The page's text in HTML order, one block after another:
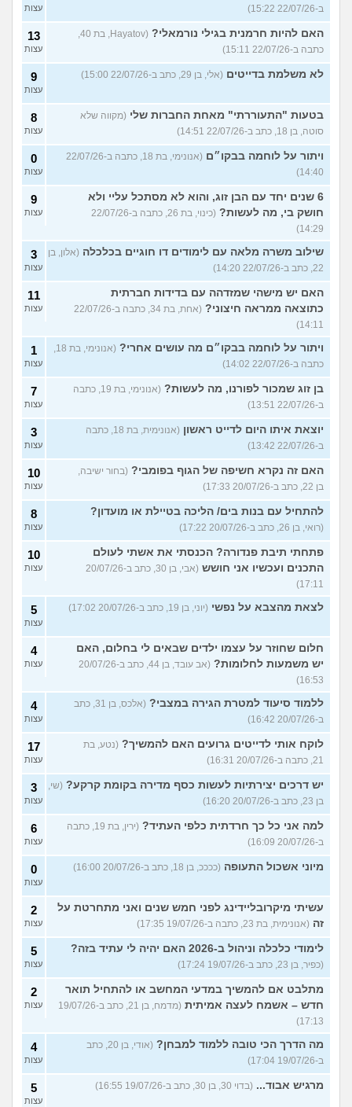
ב-22/07/26 15:22)
עצות
האם להיות חרמנית בגילי נורמאלי?
(Hayatov, בת 40,
כתבה ב-22/07/26 15:11)
13
עצות
לא משלמת בדייטים (אלי, בן 29, כתב ב-22/07/26 15:00) 9
עצות
בטעות "התעוררתי" מאחת החברות שלי (מקווה שלא
סוטה, בן 18, כתב ב-22/07/26 14:51)
8
עצות
ויתור על לוחמה בבקו״ם
(אנונימי, בת 18, כתבה ב-22/07/26
14:40)
0
עצות
6 שנים יחד עם הבן זוג, והוא לא מסתכל עליי ולא
חושק בי, מה לעשות?
(כינוי, בת 26, כתבה ב-22/07/26
14:29)
9
עצות
שילוב משרה מלאה עם לימודים דו חוגיים בכלכלה (אלון, בן
22, כתב ב-22/07/26 14:20)
3
עצות
האם יש מישהי שמזדהה עם בדידות חברתית
כתוצאה ממראה חיצוני?
(אחת, בת 34, כתבה ב-22/07/26
14:11)
11
עצות
ויתור על לוחמה בבקו״ם מה עושים אחרי?
(אנונימי, בת 18,
כתבה ב-22/07/26 14:02)
1
עצות
בן זוג שמכור לפורנו, מה לעשות?
(אנונימי, בת 19, כתבה
ב-22/07/26 13:51)
7
עצות
יוצאת איתו היום לדייט ראשון
(אנונימית, בת 18, כתבה
ב-22/07/26 13:42)
3
עצות
האם זה נקרא חשיפה של הגוף בפומבי? (בחור ישיבה,
בן 22, כתב ב-20/07/26 17:33)
10
עצות
להתחיל עם בנות בים/ הליכה בטיילת או מועדון?
(רואי, בן 26, כתב ב-20/07/26 17:22)
8
עצות
פתחתי תיבת פנדורה? הכנסתי את אשתי לעולם
התכנים ועכשיו אני חושש
(אבי, בן 30, כתב ב-20/07/26
17:11)
10
עצות
לצאת מהצבא על נפשי (יוני, בן 19, כתב ב-20/07/26 17:02) 5
עצות
חלום שחוזר על עצמו ילדים שבאים לי בחלום, האם
יש משמעות לחלומות?
(אב עובד, בן 44, כתב ב-20/07/26
16:53)
4
עצות
ללמוד סיעוד למטרת הגירה במצבי?
(אלכס, בן 31, כתב
ב-20/07/26 16:42)
4
עצות
לוקח אותי לדייטים גרועים האם להמשיך? (נטע, בת
21, כתבה ב-20/07/26 16:31)
17
עצות
יש דרכים יצירתיות לעשות כסף מדירה בקומת קרקע? (שי,
בן 23, כתב ב-20/07/26 16:20)
3
עצות
למה אני כל כך חרדתית כלפי העתיד?
(ירין, בת 19, כתבה
ב-20/07/26 16:09)
6
עצות
מיוני אשכול התעופה (ככככ, בן 18, כתב ב-20/07/26 16:00) 0
עצות
עשיתי מיקרובליידינג לפני חמש שנים ואני מתחרטת על
זה (אנונימית, בת 23, כתבה ב-19/07/26 17:35)
2
עצות
לימודי כלכלה וניהול ב-2026 האם יהיה לי עתיד בזה?
(כפיר, בן 23, כתב ב-19/07/26 17:24)
5
עצות
מתלבט אם להמשיך במדעי המחשב או להתחיל תואר
חדש – אשמח לעצה אמיתית
(מדמח, בן 21, כתב ב-19/07/26
17:13)
2
עצות
מה הדרך הכי טובה ללמוד למבחן?
(אודי, בן 20, כתב
ב-19/07/26 17:04)
4
עצות
מרגיש אבוד... (בדוי 30, בן 30, כתב ב-19/07/26 16:55) 5
עצות